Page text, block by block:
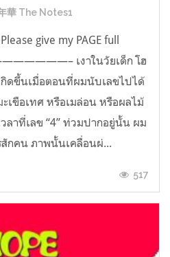
華 The Notes1
give my PAGE full
เงาในวัยเด็ก โฮ
กิดขึ้นเมื่อตอนที่ผมนับเลขไปได้
เขือเทศ หรือเมล่อน หรือผลไม้
ลาที่เลข “4” ท่วมปากอยู่นั้น ผม
กคน ภาพนั้นเคลื่อนผ่...
517